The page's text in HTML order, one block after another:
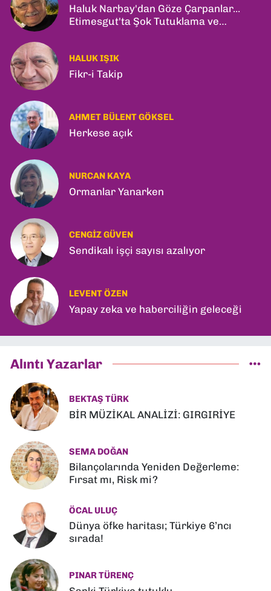
Haluk Narbay'dan Göze Çarpanlar...
Etimesgut'ta Şok Tutuklama ve
HALUK IŞIK
Fikr-i Takip
AHMET BÜLENT GÖKSEL
Herkese açık
NURCAN KAYA
Ormanlar Yanarken
CENGIZ GÜVEN
Sendikalı işçi sayısı azalıyor
LEVENT ÖZEN
Yapay zeka ve haberciliğin geleceği
Alıntı Yazarlar
BEKTAŞ TÜRK
BİR MÜZİKAL ANALİZİ: GIRGIRİYE
SEMA DOĞAN
Bilançolarında Yeniden Değerleme:
Fırsat mı, Risk mi?
ÖCAL ULUÇ
Dünya öfke haritası; Türkiye 6’ncı
sırada!
PINAR TÜRENÇ